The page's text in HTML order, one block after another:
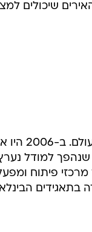
שיכולים
>> אירלנד
20 שנה של פיתוח
פיתוח